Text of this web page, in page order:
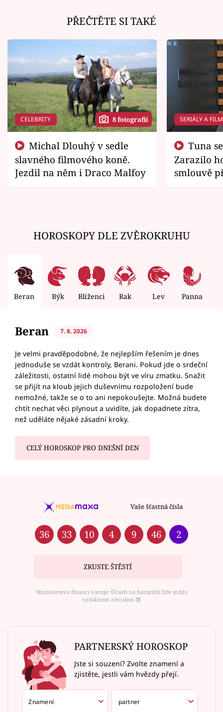
PŘEČTĚTE SI TAKÉ
CELEBRITY 8 fotografií
slavného filmového koně.
Jezdil na něm i Draco Malfoy
SERIÁLY A
Zarazilo
smlouvě
HOROSKOPY DLE ZVĚROKRUHU
Beran Býk Blíženci Rak Lev Panna
Beran 7. 8. 2026
Je velmi pravděpodobné, že nejlepším řešením je dnes
jednoduše se vzdát kontroly, Berani. Pokud jde o srdeční
záležitosti, ostatní lidé mohou být ve víru zmatku. Snažit
se přijít na kloub jejich duševnímu rozpoložení bude
nemožné, takže se o to ani nepokoušejte. Možná budete
chtít nechat věci plynout a uvidíte, jak dopadnete zítra,
než uděláte nějaké zásadní kroky.
CELÝ HOROSKOP PRO DNEŠNÍ DEN
Vaše šťastná čísla
36 33 10 4 9 46 2
ZKUSTE ŠTĚSTÍ
Ministerstvo financí varuje: Účastí na hazardní hře může
vzniknout závislost ⑱
PARTNERSKÝ HOROSKOP
Jste si souzení? Zvolte znamení a
zjistěte, jestli vám hvězdy přejí.